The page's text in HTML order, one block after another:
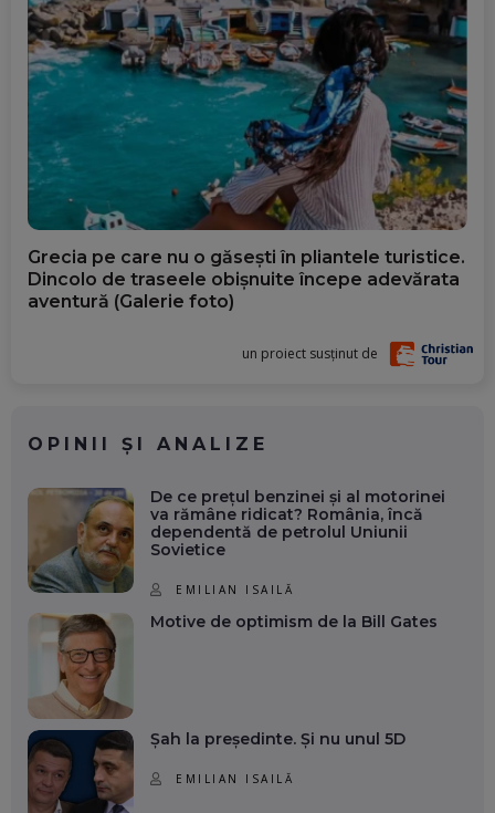
Grecia pe care nu o găsești în pliantele turistice.
Dincolo de traseele obișnuite începe adevărata
aventură (Galerie foto)
un proiect susținut de
OPINII ȘI ANALIZE
De ce prețul benzinei și al motorinei
va rămâne ridicat? România, încă
dependentă de petrolul Uniunii
Sovietice
EMILIAN ISAILĂ
Motive de optimism de la Bill Gates
Șah la președinte. Și nu unul 5D
EMILIAN ISAILĂ